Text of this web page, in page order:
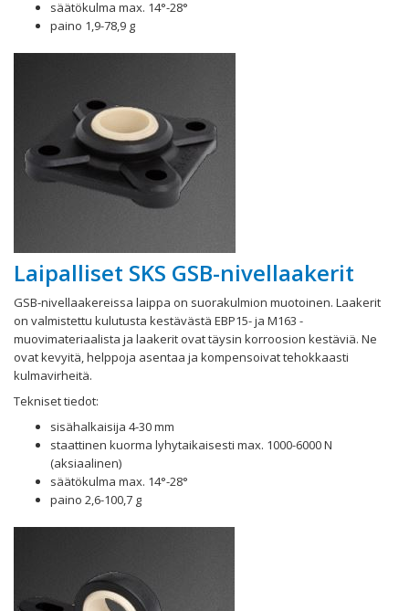
säätökulma max. 14°-28°
paino 1,9-78,9 g
Laipalliset SKS GSB-nivellaakerit
GSB-nivellaakereissa laippa on suorakulmion muotoinen. Laakerit
on valmistettu kulutusta kestävästä EBP15- ja M163 -
muovimateriaalista ja laakerit ovat täysin korroosion kestäviä. Ne
ovat kevyitä, helppoja asentaa ja kompensoivat tehokkaasti
kulmavirheitä.
Tekniset tiedot:
sisähalkaisija 4-30 mm
staattinen kuorma lyhytaikaisesti max. 1000-6000 N
(aksiaalinen)
säätökulma max. 14°-28°
paino 2,6-100,7 g